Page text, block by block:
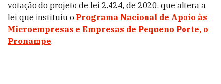
votação do projeto de lei 2.424, de 2020, que altera a
lei que instituiu o Programa Nacional de Apoio às
Microempresas e Empresas de Pequeno Porte, o
Pronampe.